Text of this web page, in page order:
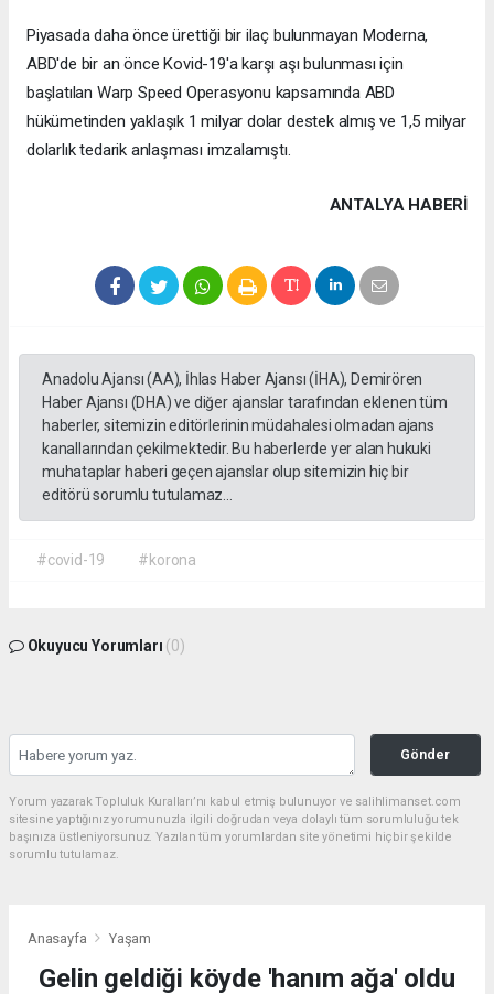
Piyasada daha önce ürettiği bir ilaç bulunmayan Moderna,
ABD'de bir an önce Kovid-19'a karşı aşı bulunması için
başlatılan Warp Speed ​​Operasyonu kapsamında ABD
hükümetinden yaklaşık 1 milyar dolar destek almış ve 1,5 milyar
dolarlık tedarik anlaşması imzalamıştı.
ANTALYA HABERİ
Anadolu Ajansı (AA), İhlas Haber Ajansı (İHA), Demirören
Haber Ajansı (DHA) ve diğer ajanslar tarafından eklenen tüm
haberler, sitemizin editörlerinin müdahalesi olmadan ajans
kanallarından çekilmektedir. Bu haberlerde yer alan hukuki
muhataplar haberi geçen ajanslar olup sitemizin hiç bir
editörü sorumlu tutulamaz...
#covid-19 #korona
Okuyucu Yorumları (0)
Gönder
Yorum yazarak Topluluk Kuralları’nı kabul etmiş bulunuyor ve salihlimanset.com
sitesine yaptığınız yorumunuzla ilgili doğrudan veya dolaylı tüm sorumluluğu tek
başınıza üstleniyorsunuz. Yazılan tüm yorumlardan site yönetimi hiçbir şekilde
sorumlu tutulamaz.
Anasayfa Yaşam
Gelin geldiği köyde 'hanım ağa' oldu